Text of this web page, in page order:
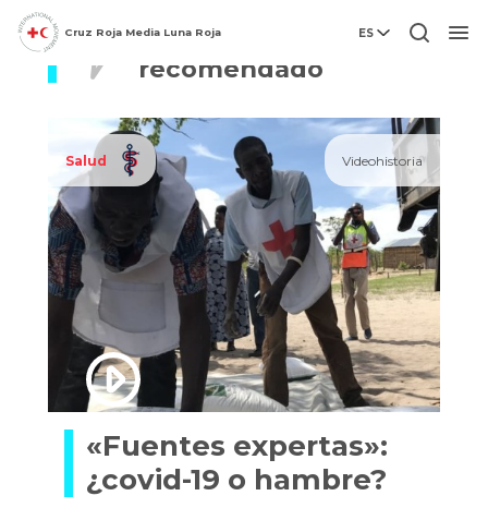
Cruz Roja Media Luna Roja ES
Video más
recomendado
Salud Videohistoria
«Fuentes expertas»:
¿covid-19 o hambre?